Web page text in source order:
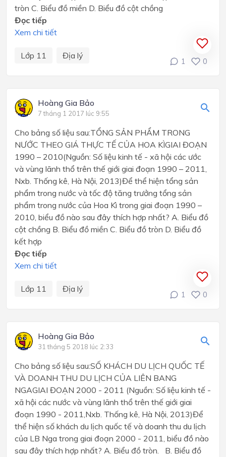
tròn C. Biểu đồ miền D. Biểu đồ cột chồng
Đọc tiếp
Xem chi tiết
Lớp 11 Địa lý
1 0
Hoàng Gia Bảo
7 tháng 1 2017 lúc 9:55
Cho bảng số liệu sau:TỔNG SẢN PHẨM TRONG
NƯỚC THEO GIÁ THỰC TẾ CỦA HOA KÌGIAI ĐOẠN
1990 – 2010(Nguồn: Số liệu kinh tế - xã hội các ước
và vùng lãnh thổ trên thế giới giai đoạn 1990 – 2011,
Nxb. Thống kê, Hà Nội, 2013)Để thể hiện tổng sản
phẩm trong nước và tốc độ tăng trưởng tổng sản
phẩm trong nước của Hoa Kì trong giai đoạn 1990 –
2010, biểu đồ nào sau đây thích hợp nhất? A. Biểu đồ
cột chồng B. Biểu đồ miền C. Biểu đồ tròn D. Biểu đồ
kết hợp
Đọc tiếp
Xem chi tiết
Lớp 11 Địa lý
1 0
Hoàng Gia Bảo
31 tháng 5 2018 lúc 2:33
Cho bảng số liệu sau:SỐ KHÁCH DU LỊCH QUỐC TẾ
VÀ DOANH THU DU LỊCH CỦA LIÊN BANG
NGAGIAI ĐOẠN 2000 - 2011 (Nguồn: Số liệu kinh tế -
xã hội các nước và vùng lãnh thổ trên thế giới giai
đoạn 1990 - 2011,Nxb. Thống kê, Hà Nội, 2013)Để
thể hiện số khách du lịch quốc tế và doanh thu du lịch
của LB Nga trong giai đoạn 2000 - 2011, biểu đồ nào
sau đây thích hợp nhất? A. Biểu đồ tròn. B. Biểu đồ